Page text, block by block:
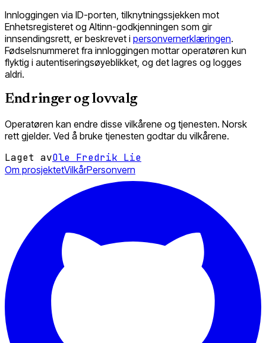
Innloggingen via ID-porten, tilknytningssjekken mot
Enhetsregisteret og Altinn-godkjenningen som gir
innsendingsrett, er beskrevet i personvernerklæringen.
Fødselsnummeret fra innloggingen mottar operatøren kun
flyktig i autentiseringsøyeblikket, og det lagres og logges
aldri.
Endringer og lovvalg
Operatøren kan endre disse vilkårene og tjenesten. Norsk
rett gjelder. Ved å bruke tjenesten godtar du vilkårene.
Laget avOle Fredrik Lie
Om prosjektetVilkårPersonvern